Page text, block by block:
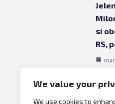
We value your
We use cookies to
si
RS,